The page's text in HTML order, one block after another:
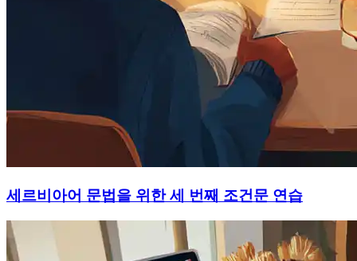
세르비아어 문법을 위한 세 번째 조건문 연습